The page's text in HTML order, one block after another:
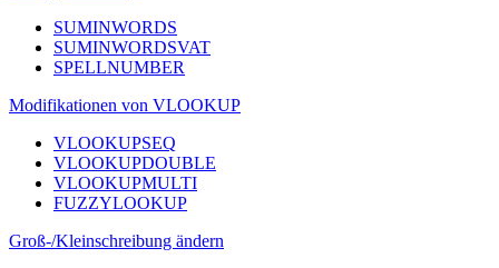
SUMINWORDS
SUMINWORDSVAT
SPELLNUMBER
Modifikationen von VLOOKUP
VLOOKUPSEQ
VLOOKUPDOUBLE
VLOOKUPMULTI
FUZZYLOOKUP
Groß-/Kleinschreibung ändern